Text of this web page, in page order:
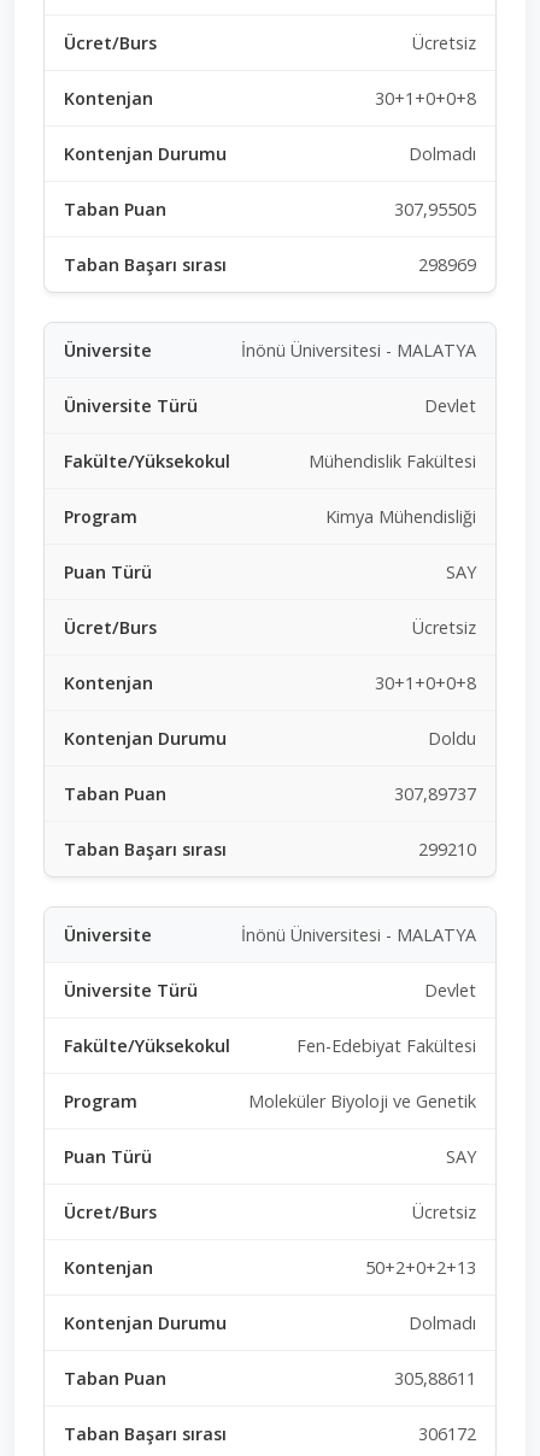
Ücretsiz
30+1+0+0+8
Dolmadı
307,95505
298969
İnönü Üniversitesi - MALATYA
Devlet
Mühendislik Fakültesi
Kimya Mühendisliği
SAY
Ücretsiz
30+1+0+0+8
Doldu
307,89737
299210
İnönü Üniversitesi - MALATYA
Devlet
Fen-Edebiyat Fakültesi
Moleküler Biyoloji ve Genetik
SAY
Ücretsiz
50+2+0+2+13
Dolmadı
305,88611
306172